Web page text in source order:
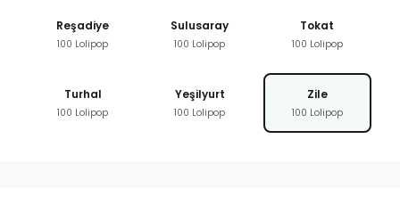
Reşadiye
100 Lolipop
Sulusaray
100 Lolipop
Tokat
100 Lolipop
Turhal
100 Lolipop
Yeşilyurt
100 Lolipop
Zile
100 Lolipop